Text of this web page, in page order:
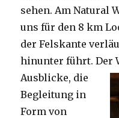
sehen. Am Natural
uns für den 8 km
der Felskante
hinunter führt. Der
Ausblicke, die
Begleitung in
Form von